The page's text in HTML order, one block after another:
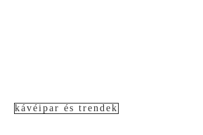
kávéipar és trendek